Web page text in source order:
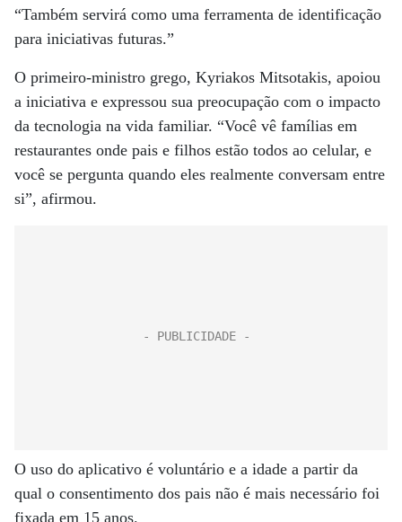
“Também servirá como uma ferramenta de identificação
para iniciativas futuras.”
O primeiro-ministro grego, Kyriakos Mitsotakis, apoiou
a iniciativa e expressou sua preocupação com o impacto
da tecnologia na vida familiar. “Você vê famílias em
restaurantes onde pais e filhos estão todos ao celular, e
você se pergunta quando eles realmente conversam entre
si”, afirmou.
O uso do aplicativo é voluntário e a idade a partir da
qual o consentimento dos pais não é mais necessário foi
fixada em 15 anos.